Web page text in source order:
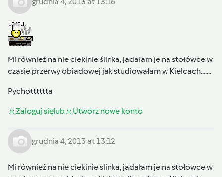
Mi również na nie ciekinie ślinka, jadałam je na stołówce w
czasie przerwy obiadowej jak studiowałam w Kielcach.......
Pychotttttta
Zaloguj sięlub Utwórz nowe konto
grudnia 4, 2013 at 13:12
Mi również na nie ciekinie ślinka, jadałam je na stołówce w